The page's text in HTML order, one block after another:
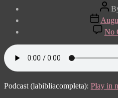
Post
Post
date
No
Podcast (labibliacompleta): Play in